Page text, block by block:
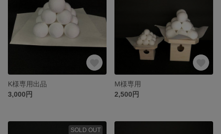
K様専用出品
3,000円
M様専用
2,500円
SOLD OUT